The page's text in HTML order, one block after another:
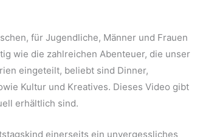
für Jugendliche, Männer und Frauen
wie die zahlreichen Abenteuer, die unser
eingeteilt, beliebt sind Dinner,
Kultur und Kreatives. Dieses Video gibt
erhältlich sind.
einerseits ein unvergessliches